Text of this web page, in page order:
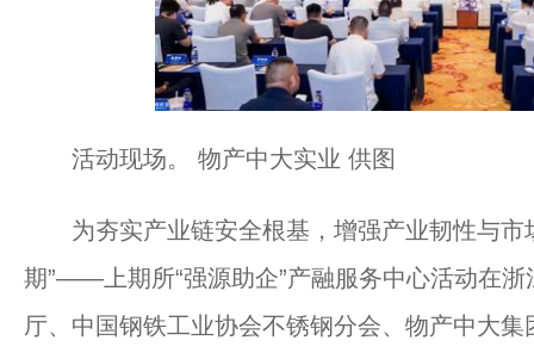
活动现场。 物产中大实业 供图
为夯实产业链安全根基，增强产业韧性与市
期”——上期所“强源助企”产融服务中心活动在
厅、中国钢铁工业协会不锈钢分会、物产中大